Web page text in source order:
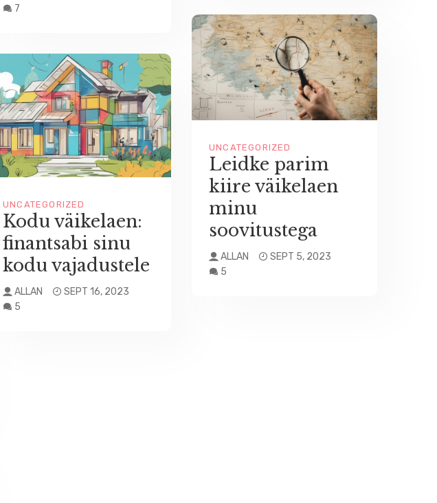
7
UNCATEGORIZED
Kodu väikelaen:
finantsabi sinu
kodu vajadustele
ALLAN
SEPT 16, 2023
5
UNCATEGORIZED
Leidke parim
kiire väikelaen
minu
soovitustega
ALLAN
SEPT 5, 2023
5